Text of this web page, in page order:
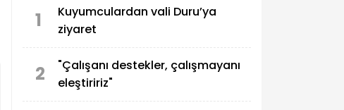
1
Kuyumculardan vali Duru’ya
ziyaret
2
"Çalışanı destekler, çalışmayanı
eleştiririz"